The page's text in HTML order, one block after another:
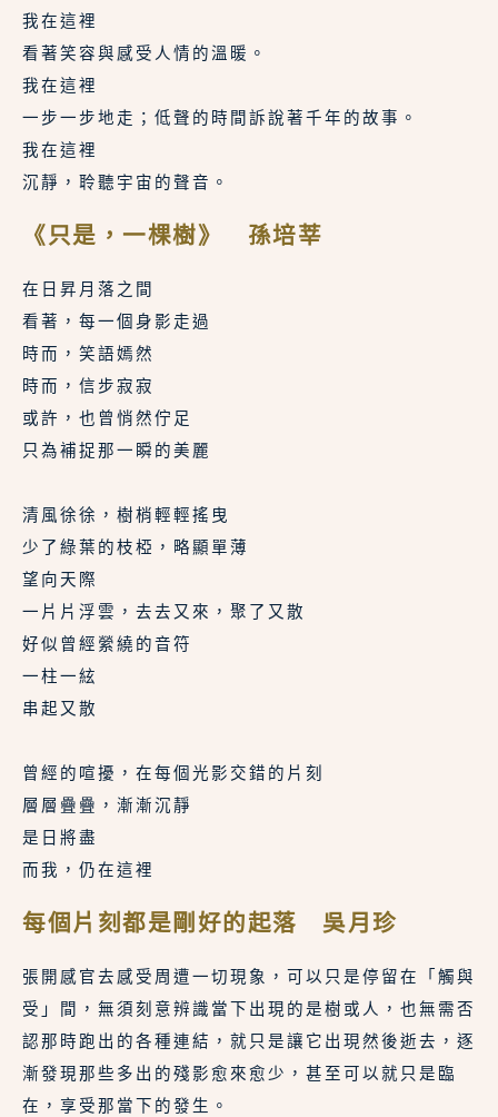
我在這裡
看著笑容與感受人情的溫暖。
我在這裡
一步一步地走；低聲的時間訴說著千年的故事。
我在這裡
沉靜，聆聽宇宙的聲音。
《只是，一棵樹》 孫培莘
在日昇月落之間
看著，每一個身影走過
時而，笑語嫣然
時而，信步寂寂
或許，也曾悄然佇足
只為補捉那一瞬的美麗
清風徐徐，樹梢輕輕搖曳
少了綠葉的枝椏，略顯單薄
望向天際
一片片浮雲，去去又來，聚了又散
好似曾經縈繞的音符
一柱一絃
串起又散
曾經的喧擾，在每個光影交錯的片刻
層層疊疊，漸漸沉靜
是日將盡
而我，仍在這裡
每個片刻都是剛好的起落 吳月珍
張開感官去感受周遭一切現象，可以只是停留在「觸與
受」間，無須刻意辨識當下出現的是樹或人，也無需否
認那時跑出的各種連結，就只是讓它出現然後逝去，逐
漸發現那些多出的殘影愈來愈少，甚至可以就只是臨
在，享受那當下的發生。